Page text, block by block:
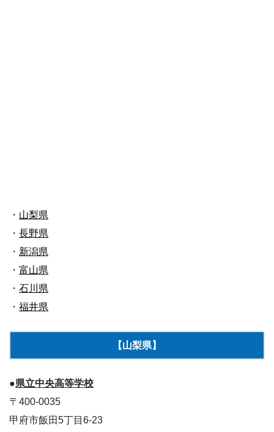
・ 山梨県
・ 長野県
・ 新潟県
・ 富山県
・ 石川県
・ 福井県
【山梨県】
●県立中央高等学校
〒400-0035
甲府市飯田5丁目6-23